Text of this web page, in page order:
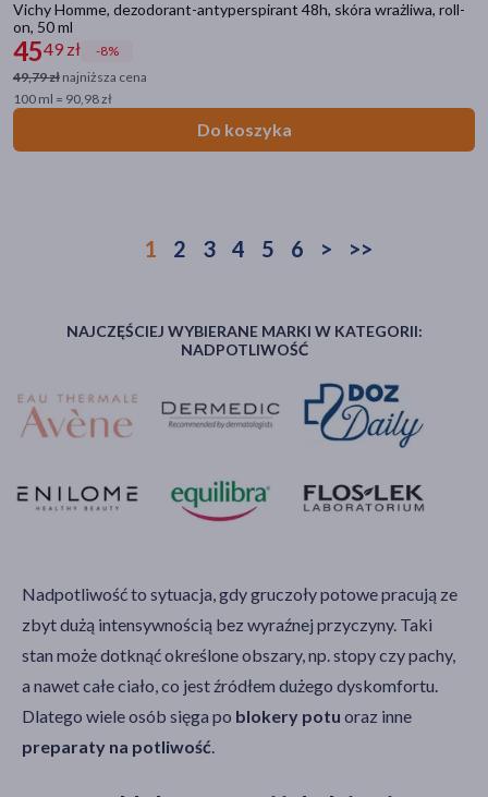
Vichy Homme, dezodorant-antyperspirant 48h, skóra wrażliwa, roll-
on, 50 ml
4549 zł
-8%
49,79 zł najniższa cena
100 ml = 90,98 zł
Do koszyka
1 2 3 4 5 6 > >>
NAJCZĘŚCIEJ WYBIERANE MARKI W KATEGORII:
NADPOTLIWOŚĆ
Nadpotliwość to sytuacja, gdy gruczoły potowe pracują ze
zbyt dużą intensywnością bez wyraźnej przyczyny. Taki
stan może dotknąć określone obszary, np. stopy czy pachy,
a nawet całe ciało, co jest źródłem dużego dyskomfortu.
Dlatego wiele osób sięga po blokery potu oraz inne
preparaty na potliwość.